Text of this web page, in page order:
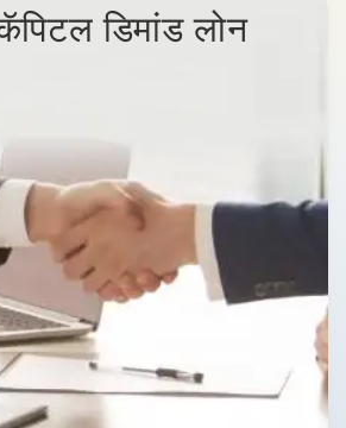
कॅपिटलडिमांड लोन